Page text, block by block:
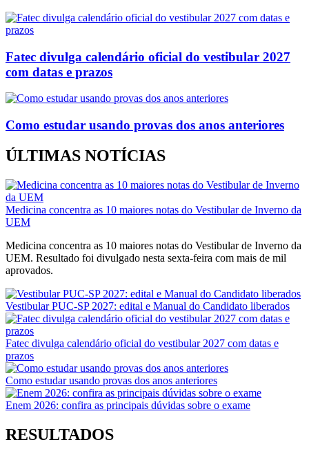
Fatec divulga calendário oficial do vestibular 2027
com datas e prazos
Como estudar usando provas dos anos anteriores
ÚLTIMAS NOTÍCIAS
Medicina concentra as 10 maiores notas do Vestibular de Inverno da
UEM
Medicina concentra as 10 maiores notas do Vestibular de Inverno da
UEM. Resultado foi divulgado nesta sexta-feira com mais de mil
aprovados.
Vestibular PUC-SP 2027: edital e Manual do Candidato liberados
Fatec divulga calendário oficial do vestibular 2027 com datas e
prazos
Como estudar usando provas dos anos anteriores
Enem 2026: confira as principais dúvidas sobre o exame
RESULTADOS